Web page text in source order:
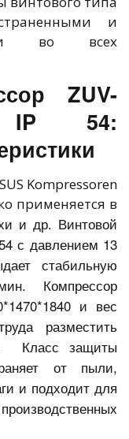
и
во всех
ZUV-
IP 54:
Kompressoren
применяется в
и др. Винтовой
с давлением 13
стабильную
Компрессор
и вес
разместить
Класс защиты
от пыли,
и подходит для